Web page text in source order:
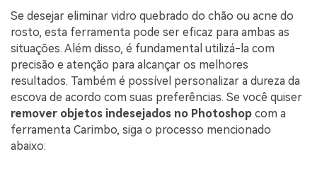
Se desejar eliminar vidro quebrado do chão ou acne do
rosto, esta ferramenta pode ser eficaz para ambas as
situações. Além disso, é fundamental utilizá-la com
precisão e atenção para alcançar os melhores
resultados. Também é possível personalizar a dureza da
escova de acordo com suas preferências. Se você quiser
remover objetos indesejados no Photoshop com a
ferramenta Carimbo, siga o processo mencionado
abaixo: